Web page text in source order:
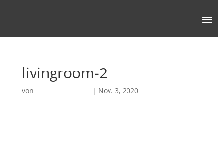
livingroom-2
von | Nov. 3, 2020